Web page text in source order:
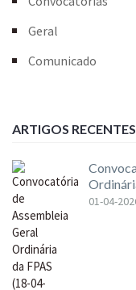
Geral
Comunicado
ARTIGOS RECENTES
01-04-